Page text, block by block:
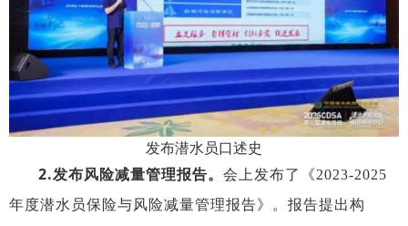
发布潜水员口述史
2.发布风险减量管理报告。 会上发布了《2023-2025
年度潜水员保险与风险减量管理报告》。报告提出构